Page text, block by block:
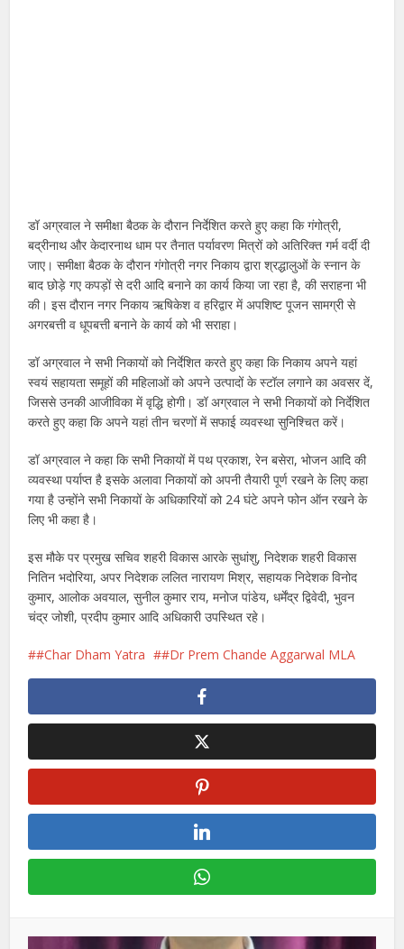
डॉ अग्रवाल ने समीक्षा बैठक के दौरान निर्देशित करते हुए कहा कि गंगोत्री,
बद्रीनाथ और केदारनाथ धाम पर तैनात पर्यावरण मित्रों को अतिरिक्त गर्म वर्दी दी
जाए। समीक्षा बैठक के दौरान गंगोत्री नगर निकाय द्वारा श्रद्धालुओं के स्नान के
बाद छोड़े गए कपड़ों से दरी आदि बनाने का कार्य किया जा रहा है, की सराहना भी
की। इस दौरान नगर निकाय ऋषिकेश व हरिद्वार में अपशिष्ट पूजन सामग्री से
अगरबत्ती व धूपबत्ती बनाने के कार्य को भी सराहा।
डॉ अग्रवाल ने सभी निकायों को निर्देशित करते हुए कहा कि निकाय अपने यहां
स्वयं सहायता समूहों की महिलाओं को अपने उत्पादों के स्टॉल लगाने का अवसर दें,
जिससे उनकी आजीविका में वृद्धि होगी। डॉ अग्रवाल ने सभी निकायों को निर्देशित
करते हुए कहा कि अपने यहां तीन चरणों में सफाई व्यवस्था सुनिश्चित करें।
डॉ अग्रवाल ने कहा कि सभी निकायों में पथ प्रकाश, रेन बसेरा, भोजन आदि की
व्यवस्था पर्याप्त है इसके अलावा निकायों को अपनी तैयारी पूर्ण रखने के लिए कहा
गया है उन्होंने सभी निकायों के अधिकारियों को 24 घंटे अपने फोन ऑन रखने के
लिए भी कहा है।
इस मौके पर प्रमुख सचिव शहरी विकास आरके सुधांशु, निदेशक शहरी विकास
नितिन भदोरिया, अपर निदेशक ललित नारायण मिश्र, सहायक निदेशक विनोद
कुमार, आलोक अवयाल, सुनील कुमार राय, मनोज पांडेय, धर्मेंद्र द्विवेदी, भुवन
चंद्र जोशी, प्रदीप कुमार आदि अधिकारी उपस्थित रहे।
#Char Dham Yatra #Dr Prem Chande Aggarwal MLA